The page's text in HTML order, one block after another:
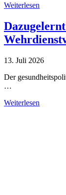
Weiterlesen
13. Juli 2026
Der
…
Weiterlesen